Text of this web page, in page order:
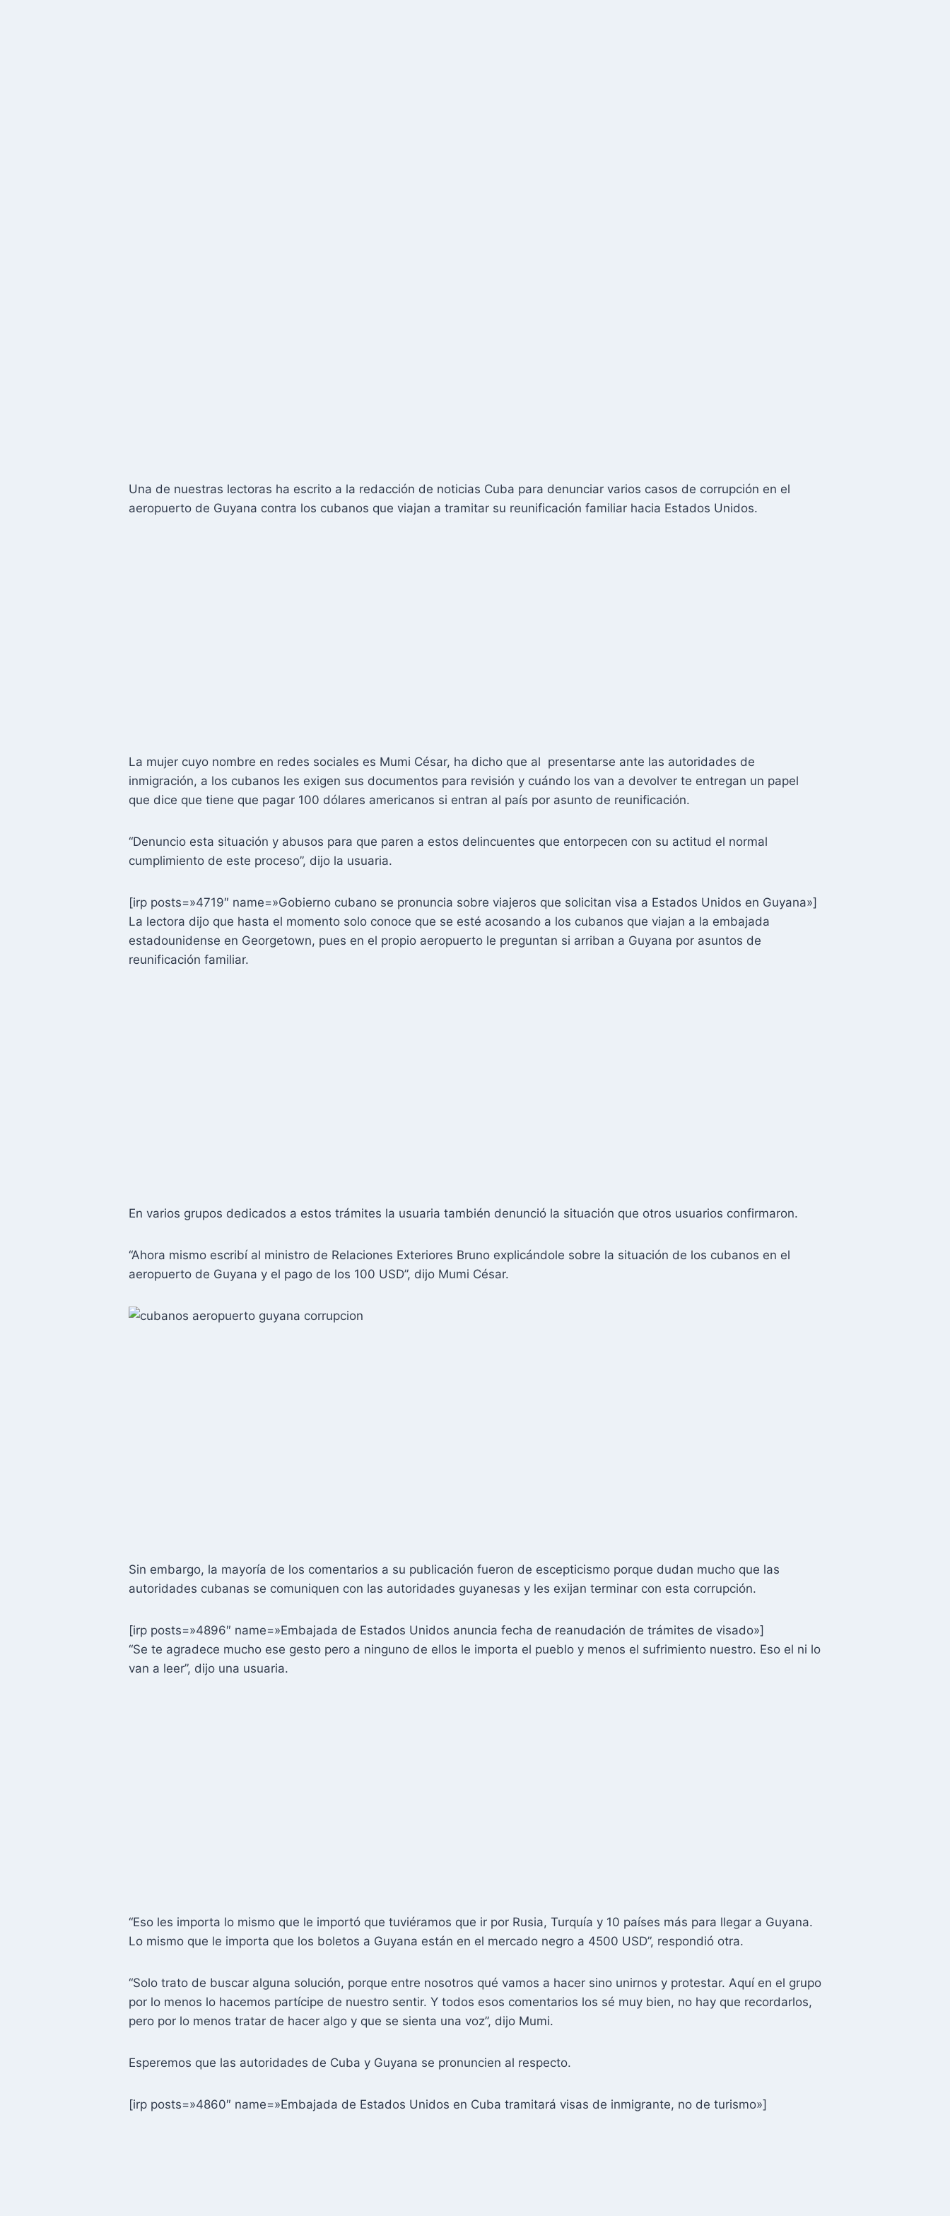
Una de nuestras lectoras ha escrito a la redacción de noticias Cuba para denunciar varios casos de corrupción en el
aeropuerto de Guyana contra los cubanos que viajan a tramitar su reunificación familiar hacia Estados Unidos.
La mujer cuyo nombre en redes sociales es Mumi César, ha dicho que al presentarse ante las autoridades de
inmigración, a los cubanos les exigen sus documentos para revisión y cuándo los van a devolver te entregan un papel
que dice que tiene que pagar 100 dólares americanos si entran al país por asunto de reunificación.
“Denuncio esta situación y abusos para que paren a estos delincuentes que entorpecen con su actitud el normal
cumplimiento de este proceso”, dijo la usuaria.
[irp posts=»4719″ name=»Gobierno cubano se pronuncia sobre viajeros que solicitan visa a Estados Unidos en Guyana»]
La lectora dijo que hasta el momento solo conoce que se esté acosando a los cubanos que viajan a la embajada
estadounidense en Georgetown, pues en el propio aeropuerto le preguntan si arriban a Guyana por asuntos de
reunificación familiar.
En varios grupos dedicados a estos trámites la usuaria también denunció la situación que otros usuarios confirmaron.
“Ahora mismo escribí al ministro de Relaciones Exteriores Bruno explicándole sobre la situación de los cubanos en el
aeropuerto de Guyana y el pago de los 100 USD”, dijo Mumi César.
Sin embargo, la mayoría de los comentarios a su publicación fueron de escepticismo porque dudan mucho que las
autoridades cubanas se comuniquen con las autoridades guyanesas y les exijan terminar con esta corrupción.
[irp posts=»4896″ name=»Embajada de Estados Unidos anuncia fecha de reanudación de trámites de visado»]
“Se te agradece mucho ese gesto pero a ninguno de ellos le importa el pueblo y menos el sufrimiento nuestro. Eso el ni lo
van a leer”, dijo una usuaria.
“Eso les importa lo mismo que le importó que tuviéramos que ir por Rusia, Turquía y 10 países más para llegar a Guyana.
Lo mismo que le importa que los boletos a Guyana están en el mercado negro a 4500 USD”, respondió otra.
“Solo trato de buscar alguna solución, porque entre nosotros qué vamos a hacer sino unirnos y protestar. Aquí en el grupo
por lo menos lo hacemos partícipe de nuestro sentir. Y todos esos comentarios los sé muy bien, no hay que recordarlos,
pero por lo menos tratar de hacer algo y que se sienta una voz”, dijo Mumi.
Esperemos que las autoridades de Cuba y Guyana se pronuncien al respecto.
[irp posts=»4860″ name=»Embajada de Estados Unidos en Cuba tramitará visas de inmigrante, no de turismo»]